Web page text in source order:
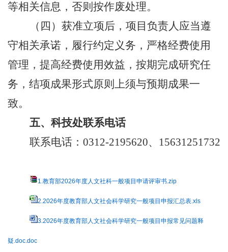
等相关信息，否则按作废处理。
（四）获准立项后，项目负责人应当遵
守相关承诺，履行约定义务，严格经费使用
管理，提高经费使用效益，按期完成研究任
务，结项成果形式原则上须与预期成果一
致。
五、 科技处联系电话
联系电话： 0312-2195620、15631251732
1.教育部2026年度人文社科一般项目申请评审书.zip
2.2026年度教育部人文社会科学研究一般项目申报汇总表.xls
3.2026年度教育部人文社会科学研究一般项目申报常见问题释
疑.doc.doc